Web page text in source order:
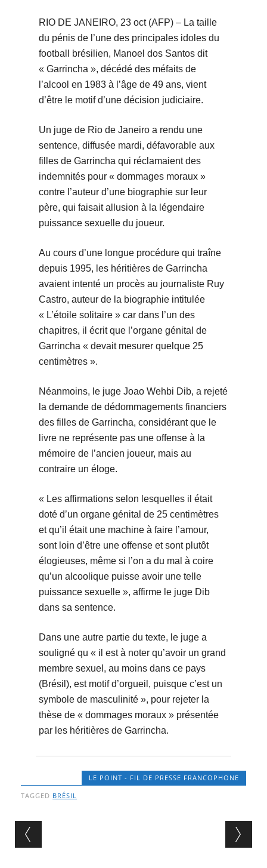
RIO DE JANEIRO, 23 oct (AFP) – La taille
du pénis de l’une des principales idoles du
football brésilien, Manoel dos Santos dit
« Garrincha », décédé des méfaits de
l’alcool en 1983 à l’âge de 49 ans, vient
d’être le motif d’une décision judiciaire.
Un juge de Rio de Janeiro a rendu une
sentence, diffusée mardi, défavorable aux
filles de Garrincha qui réclamaient des
indemnités pour « dommages moraux »
contre l’auteur d’une biographie sur leur
père, qui faisait allusion à la légendaire
puissance sexuelle du joueur.
Au cours d’une longue procédure qui traîne
depuis 1995, les héritières de Garrincha
avaient intenté un procès au journaliste Ruy
Castro, auteur de la biographie intitulée
« L’étoile solitaire » car dans l’un des
chapitres, il écrit que l’organe génital de
Garrincha « devait mesurer quelque 25
centimètres ».
Néanmoins, le juge Joao Wehbi Dib, a rejeté
la demande de dédommagements financiers
des filles de Garrincha, considérant que le
livre ne représente pas une offense à la
mémoire de l’ancien joueur, mais au
contraire un éloge.
« Les affirmations selon lesquelles il était
doté d’un organe génital de 25 centimètres
et qu’il était une machine à faire l’amour,
sont loin d’être une offense et sont plutôt
élogieuses, même si l’on a du mal à coire
qu’un alcoolique puisse avoir une telle
puissance sexuelle », affirme le juge Dib
dans sa sentence.
Dans une autre partie du texte, le juge a
souligné qu « il est à noter qu’avoir un grand
membre sexuel, au moins dans ce pays
(Brésil), est motif d’orgueil, puisque c’est un
symbole de masculinité », pour rejeter la
thèse de « dommages moraux » présentée
par les héritières de Garrincha.
LE POINT - FIL DE PRESSE FRANCOPHONE
TAGGED BRÉSIL
Post navigation